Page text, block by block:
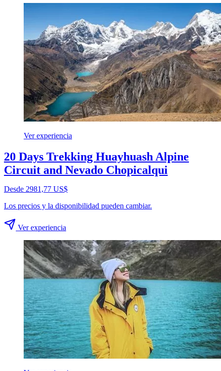
Ver experiencia
20 Days Trekking Huayhuash Alpine
Circuit and Nevado Chopicalqui
Desde 2981,77 US$
Los precios y la disponibilidad pueden cambiar.
Ver experiencia